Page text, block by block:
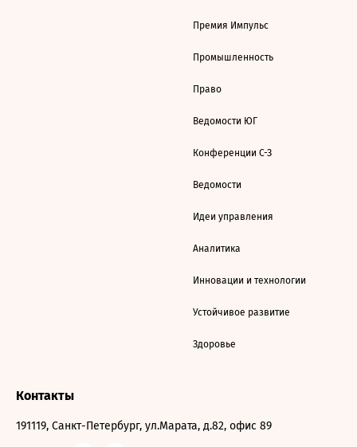
Премия Импульс
Промышленность
Право
Ведомости ЮГ
Конференции С-З
Ведомости
Идеи управления
Аналитика
Инновации и технологии
Устойчивое развитие
Здоровье
Контакты
191119, Санкт-Петербург, ул.Марата, д.82, офис 89